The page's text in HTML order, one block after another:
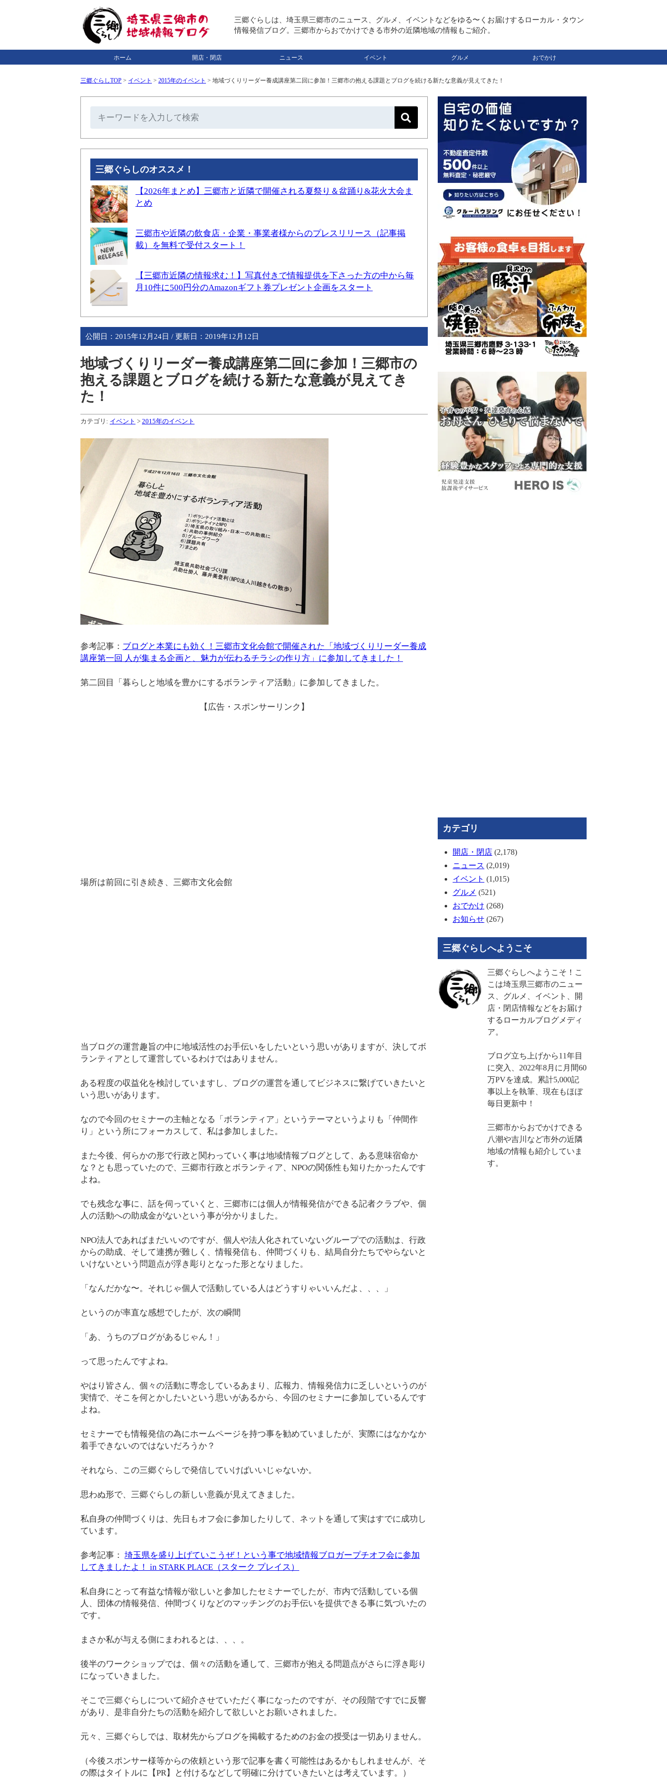
三郷ぐらしは、埼玉県三郷市のニュース、グルメ、イベントなどをゆる〜くお届けするローカル・タウン
情報発信ブログ。三郷市からおでかけできる市外の近隣地域の情報もご紹介。
ホーム 開店・閉店 ニュース イベント グルメ おでかけ
三郷ぐらしTOP > イベント > 2015年のイベント > 地域づくりリーダー養成講座第二回に参加！三郷市の抱える課題とブログを続ける新たな意義が見えてきた！
三郷ぐらしのオススメ！
【2026年まとめ】三郷市と近隣で開催される夏祭り＆盆踊り&花火大会ま
とめ
三郷市や近隣の飲食店・企業・事業者様からのプレスリリース（記事掲
載）を無料で受付スタート！
【三郷市近隣の情報求む！】写真付きで情報提供を下さった方の中から毎
月10件に500円分のAmazonギフト券プレゼント企画をスタート
公開日： 2015年12月24日 / 更新日： 2019年12月12日
地域づくりリーダー養成講座第二回に参加！三郷市の
抱える課題とブログを続ける新たな意義が見えてき
た！
カテゴリ: イベント > 2015年のイベント
参考記事： ブログと本業にも効く！三郷市文化会館で開催された「地域づくりリーダー養成
講座第一回 人が集まる企画と、魅力が伝わるチラシの作り方」に参加してきました！
第二回目「暮らしと地域を豊かにするボランティア活動」に参加してきました。
【広告・スポンサーリンク】
場所は前回に引き続き、三郷市文化会館
当ブログの運営趣旨の中に地域活性のお手伝いをしたいという思いがありますが、決してボ
ランティアとして運営しているわけではありません。
ある程度の収益化を検討していますし、ブログの運営を通してビジネスに繋げていきたいと
いう思いがあります。
なので今回のセミナーの主軸となる「ボランティア」というテーマというよりも「仲間作
り」という所にフォーカスして、私は参加しました。
また今後、何らかの形で行政と関わっていく事は地域情報ブログとして、ある意味宿命か
な？とも思っていたので、三郷市行政とボランティア、NPOの関係性も知りたかったんです
よね。
でも残念な事に、話を伺っていくと、三郷市には個人が情報発信ができる記者クラブや、個
人の活動への助成金がないという事が分かりました。
NPO法人であればまだいいのですが、個人や法人化されていないグループでの活動は、行政
からの助成、そして連携が難しく、情報発信も、仲間づくりも、結局自分たちでやらないと
いけないという問題点が浮き彫りとなった形となりました。
「なんだかな〜。それじゃ個人で活動している人はどうすりゃいいんだよ、、、」
というのが率直な感想でしたが、次の瞬間
「あ、うちのブログがあるじゃん！」
って思ったんですよね。
やはり皆さん、個々の活動に専念しているあまり、広報力、情報発信力に乏しいというのが
実情で、そこを何とかしたいという思いがあるから、今回のセミナーに参加しているんです
よね。
セミナーでも情報発信の為にホームページを持つ事を勧めていましたが、実際にはなかなか
着手できないのではないだろうか？
それなら、この三郷ぐらしで発信していけばいいじゃないか。
思わぬ形で、三郷ぐらしの新しい意義が見えてきました。
私自身の仲間づくりは、先日もオフ会に参加したりして、ネットを通して実はすでに成功し
ています。
参考記事： 埼玉県を盛り上げていこうぜ！という事で地域情報ブロガープチオフ会に参加
してきましたよ！ in STARK PLACE（スターク プレイス）
私自身にとって有益な情報が欲しいと参加したセミナーでしたが、市内で活動している個
人、団体の情報発信、仲間づくりなどのマッチングのお手伝いを提供できる事に気づいたの
です。
まさか私が与える側にまわれるとは、、、。
後半のワークショップでは、個々の活動を通して、三郷市が抱える問題点がさらに浮き彫り
になっていきました。
そこで三郷ぐらしについて紹介させていただく事になったのですが、その段階ですでに反響
があり、是非自分たちの活動を紹介して欲しいとお願いされました。
元々、三郷ぐらしでは、取材先からブログを掲載するためのお金の授受は一切ありません。
（今後スポンサー様等からの依頼という形で記事を書く可能性はあるかもしれませんが、そ
の際はタイトルに【PR】と付けるなどして明確に分けていきたいとは考えています。）
カテゴリ
開店・閉店 (2,178)
ニュース (2,019)
イベント (1,015)
グルメ (521)
おでかけ (268)
お知らせ (267)
三郷ぐらしへようこそ
三郷ぐらしへようこそ！こ
こは埼玉県三郷市のニュー
ス、グルメ、イベント、開
店・閉店情報などをお届け
するローカルブログメディ
ア。
ブログ立ち上げから11年目
に突入、2022年8月に月間60
万PVを達成。累計5,000記
事以上を執筆、現在もほぼ
毎日更新中！
三郷市からおでかけできる
八潮や吉川など市外の近隣
地域の情報も紹介していま
す。